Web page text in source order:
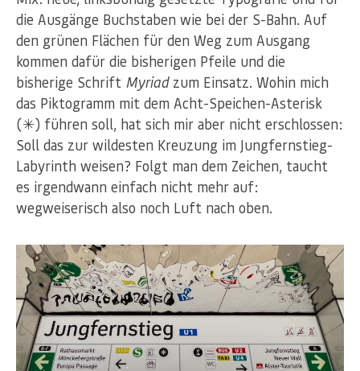
die Ausgänge Buchstaben wie bei der S-Bahn. Auf
den grünen Flächen für den Weg zum Ausgang
kommen dafür die bisherigen Pfeile und die
bisherige Schrift Myriadzum Einsatz. Wohin mich
das Piktogramm mit dem Acht-Speichen-Asterisk
(✳︎) führen soll, hat sich mir aber nicht erschlossen:
Soll das zur wildesten Kreuzung im Jungfernstieg-
Labyrinth weisen? Folgt man dem Zeichen, taucht
es irgendwann einfach nicht mehr auf:
wegweiserisch also noch Luft nach oben.